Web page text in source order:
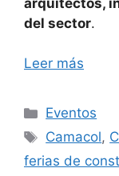
del sector.
Leer más
Categorías
Eventos
Etiquetas
Camacol,
ferias de